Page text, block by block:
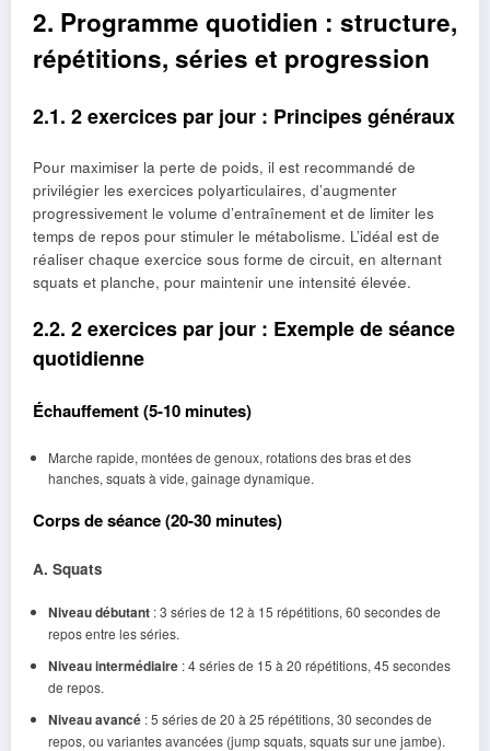
2. Programme quotidien : structure,
répétitions, séries et progression
2.1. 2 exercices par jour : Principes généraux
Pour maximiser la perte de poids, il est recommandé de
privilégier les exercices polyarticulaires, d’augmenter
progressivement le volume d’entraînement et de limiter les
temps de repos pour stimuler le métabolisme. L’idéal est de
réaliser chaque exercice sous forme de circuit, en alternant
squats et planche, pour maintenir une intensité élevée.
2.2. 2 exercices par jour : Exemple de séance
quotidienne
Échauffement (5-10 minutes)
Marche rapide, montées de genoux, rotations des bras et des
hanches, squats à vide, gainage dynamique.
Corps de séance (20-30 minutes)
A. Squats
Niveau débutant: 3 séries de 12 à 15 répétitions, 60 secondes de
repos entre les séries.
Niveau intermédiaire: 4 séries de 15 à 20 répétitions, 45 secondes
de repos.
Niveau avancé: 5 séries de 20 à 25 répétitions, 30 secondes de
repos, ou variantes avancées (jump squats, squats sur une jambe).